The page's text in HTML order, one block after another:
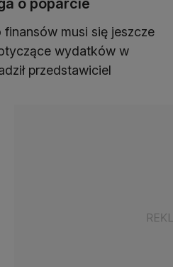
o poparcie
musi się jeszcze
wydatków w
przedstawiciel